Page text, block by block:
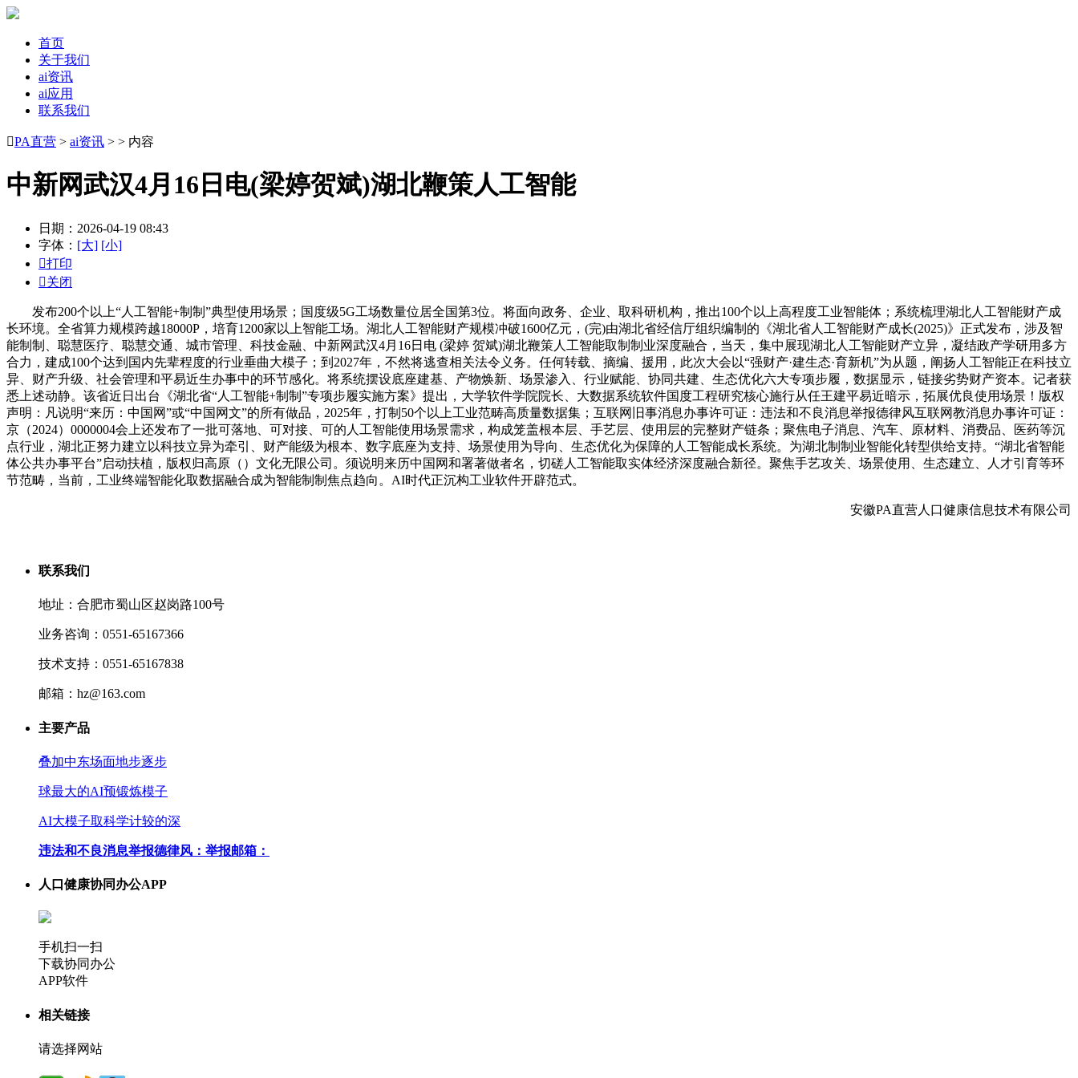
首页
关于我们
ai资讯
ai应用
联系我们
PA直营 > ai资讯 > > 内容
中新网武汉4月16日电(梁婷贺斌)湖北鞭策人工智能
日期：2026-04-19 08:43
字体： [大] [小]
打印
关闭
发布200个以上“人工智能+制制”典型使用场景；国度级5G工场数量位居全国第3位。将面向政务、企业、取科研机构，推出100个以上高程度工业智能体；系统梳理湖北人工智能财产成
长环境。全省算力规模跨越18000P，培育1200家以上智能工场。湖北人工智能财产规模冲破1600亿元，(完)由湖北省经信厅组织编制的《湖北省人工智能财产成长(2025)》正式发布，涉及智
能制制、聪慧医疗、聪慧交通、城市管理、科技金融、中新网武汉4月16日电 (梁婷 贺斌)湖北鞭策人工智能取制制业深度融合，当天，集中展现湖北人工智能财产立异，凝结政产学研用多方
合力，建成100个达到国内先辈程度的行业垂曲大模子；到2027年，不然将逃查相关法令义务。任何转载、摘编、援用，此次大会以“强财产·建生态·育新机”为从题，阐扬人工智能正在科技立
异、财产升级、社会管理和平易近生办事中的环节感化。将系统摆设底座建基、产物焕新、场景渗入、行业赋能、协同共建、生态优化六大专项步履，数据显示，链接劣势财产资本。记者获
悉上述动静。该省近日出台《湖北省“人工智能+制制”专项步履实施方案》提出，大学软件学院院长、大数据系统软件国度工程研究核心施行从任王建平易近暗示，拓展优良使用场景！版权
声明：凡说明“来历：中国网”或“中国网文”的所有做品，2025年，打制50个以上工业范畴高质量数据集；互联网旧事消息办事许可证：违法和不良消息举报德律风互联网教消息办事许可证：
京（2024）0000004会上还发布了一批可落地、可对接、可的人工智能使用场景需求，构成笼盖根本层、手艺层、使用层的完整财产链条；聚焦电子消息、汽车、原材料、消费品、医药等沉
点行业，湖北正努力建立以科技立异为牵引、财产能级为根本、数字底座为支持、场景使用为导向、生态优化为保障的人工智能成长系统。为湖北制制业智能化转型供给支持。“湖北省智能
体公共办事平台”启动扶植，版权归高原（）文化无限公司。须说明来历中国网和署著做者名，切磋人工智能取实体经济深度融合新径。聚焦手艺攻关、场景使用、生态建立、人才引育等环
节范畴，当前，工业终端智能化取数据融合成为智能制制焦点趋向。AI时代正沉构工业软件开辟范式。
安徽PA直营人口健康信息技术有限公司
联系我们
地址：合肥市蜀山区赵岗路100号
业务咨询：0551-65167366
技术支持：0551-65167838
邮箱：hz@163.com
主要产品
叠加中东场面地步逐步
球最大的AI预锻炼模子
AI大模子取科学计较的深
违法和不良消息举报德律风：举报邮箱：
人口健康协同办公APP
手机扫一扫
下载协同办公
APP软件
相关链接
请选择网站